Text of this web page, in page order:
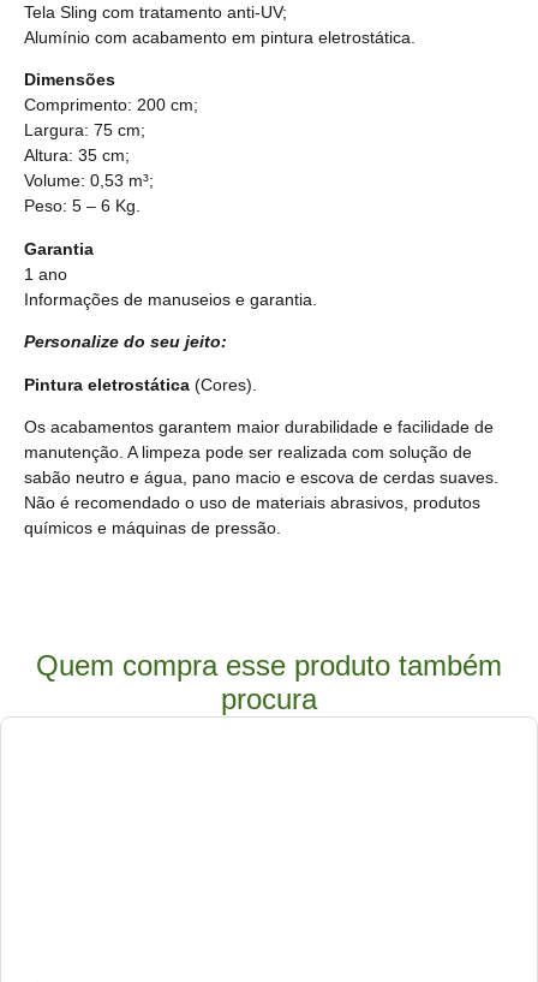
Tela Sling com tratamento anti-UV;
Alumínio com acabamento em pintura eletrostática.
Dimensões
Comprimento: 200 cm;
Largura: 75 cm;
Altura: 35 cm;
Volume: 0,53 m³;
Peso: 5 – 6 Kg.
Garantia
1 ano
Informações de manuseios e garantia.
Personalize do seu jeito:
Pintura eletrostática (Cores).
Os acabamentos garantem maior durabilidade e facilidade de
manutenção. A limpeza pode ser realizada com solução de
sabão neutro e água, pano macio e escova de cerdas suaves.
Não é recomendado o uso de materiais abrasivos, produtos
químicos e máquinas de pressão.
Quem compra esse produto também
procura